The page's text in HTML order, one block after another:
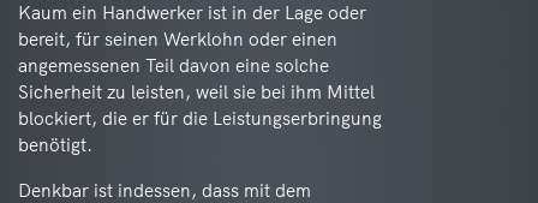
Kaum ein Handwerker ist in der Lage oder
bereit, für seinen Werklohn oder einen
angemessenen Teil davon eine solche
Sicherheit zu leisten, weil sie bei ihm Mittel
blockiert, die er für die Leistungserbringung
benötigt.
Denkbar ist indessen, dass mit dem